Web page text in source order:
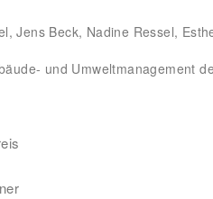
Jens Beck, Nadine Ressel,
und Umweltmanagement